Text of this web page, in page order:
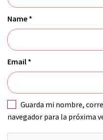
Name *
Email *
Guarda mi nombre,
navegador para la próxima